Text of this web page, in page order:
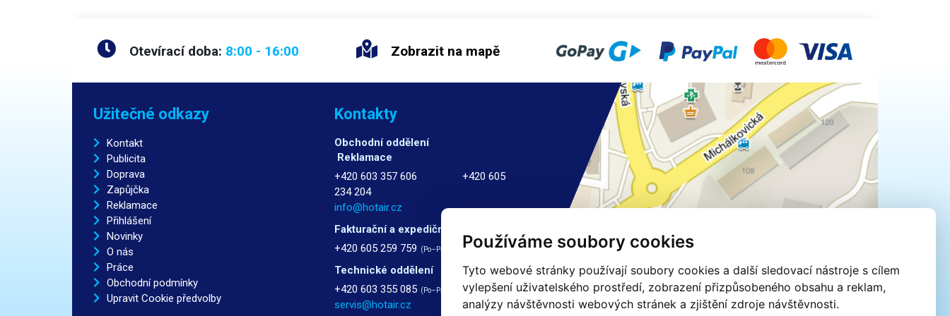
Používáme soubory cookies
Tyto webové stránky používají soubory cookies a další sledovací nástroje s cílem
vylepšení uživatelského prostředí, zobrazení přizpůsobeného obsahu a reklam,
analýzy návštěvnosti webových stránek a zjištění zdroje návštěvnosti.
Otevírací doba: 8:00 - 16:00 Zobrazit na mapě
Užitečné odkazy
Kontakt
Publicita
Doprava
Zapůjčka
Reklamace
Přihlášení
Novinky
O nás
Práce
Obchodní podmínky
Upravit Cookie předvolby
Kontakty
Obchodní oddělení
Reklamace
+420 603 357 606 +420 605
234 204
info@hotair.cz
Fakturační a expediční oddělení
+420 605 259 759 (Po–Pá: 7:30 – 15:00)
Technické oddělení
+420 603 355 085 (Po–Pá: 8:00 – 16:00)
servis@hotair.cz